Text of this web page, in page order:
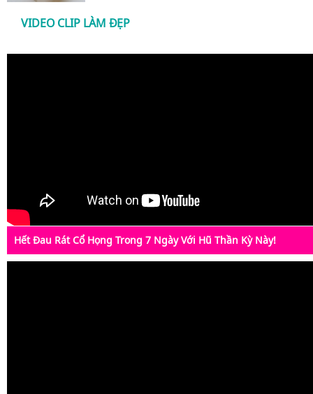
VIDEO CLIP LÀM ĐẸP
Hết Đau Rát Cổ Họng Trong 7 Ngày Với Hũ Thần Kỳ Này!